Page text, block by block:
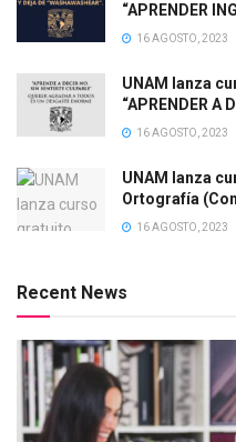
“APRENDER
16 AGOSTO, 2023
UNAM lanza
“APRENDER A
16 AGOSTO, 2023
UNAM lanza
Ortografía
16 AGOSTO, 2023
Recent News